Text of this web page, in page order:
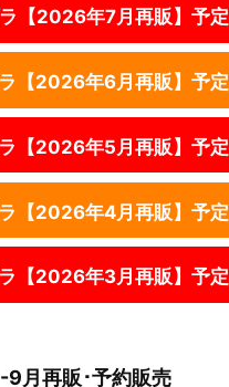
【2026年7月再販】予定
【2026年6月再販】予定
【2026年5月再販】予定
【2026年4月再販】予定
【2026年3月再販】予定
9月再販･予約販売